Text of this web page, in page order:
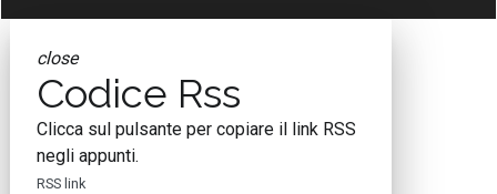
close
Codice Rss
Clicca sul pulsante per copiare il link RSS
negli appunti.
RSS link